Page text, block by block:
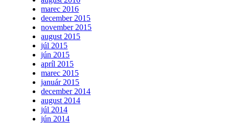
marec 2016
december 2015
november 2015
august 2015
júl 2015
jún 2015
apríl 2015
marec 2015
január 2015
december 2014
august 2014
júl 2014
jún 2014